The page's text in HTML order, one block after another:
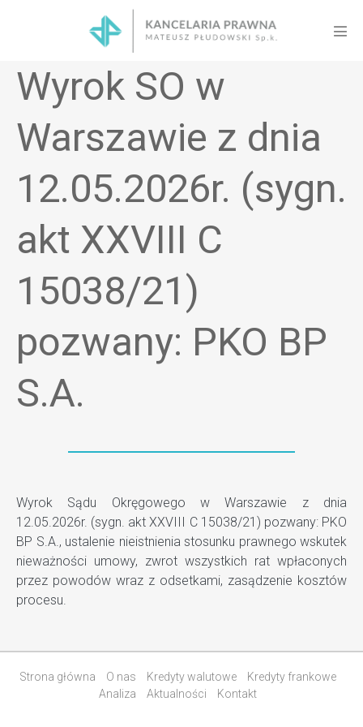
Wyrok SO w
Warszawie z dnia
12.05.2026r. (sygn.
akt XXVIII C
15038/21)
pozwany: PKO BP
S.A.
Wyrok Sądu Okręgowego w Warszawie z dnia
12.05.2026r. (sygn. akt XXVIII C 15038/21) pozwany: PKO
BP S.A., ustalenie nieistnienia stosunku prawnego wskutek
nieważności umowy, zwrot wszystkich rat wpłaconych
przez powodów wraz z odsetkami, zasądzenie kosztów
procesu.
Strona główna O nas Kredyty walutowe
Kredyty frankowe
Analiza
Aktualności Kontakt